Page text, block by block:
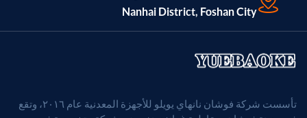
Nanhai District, Foshan City
تأسست شركة فوشان نانهاي يويلو للأجهزة المعدنية عام ٢٠١٦، وتقع